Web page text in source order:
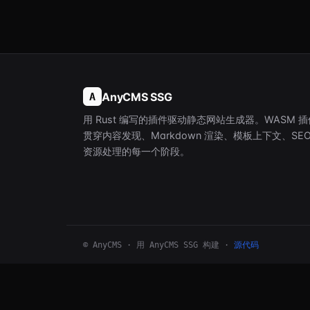
A AnyCMS SSG
用 Rust 编写的插件驱动静态网站生成器。WASM 插
贯穿内容发现、Markdown 渲染、模板上下文、
资源处理的每一个阶段。
© AnyCMS · 用 AnyCMS SSG 构建 · 源代码